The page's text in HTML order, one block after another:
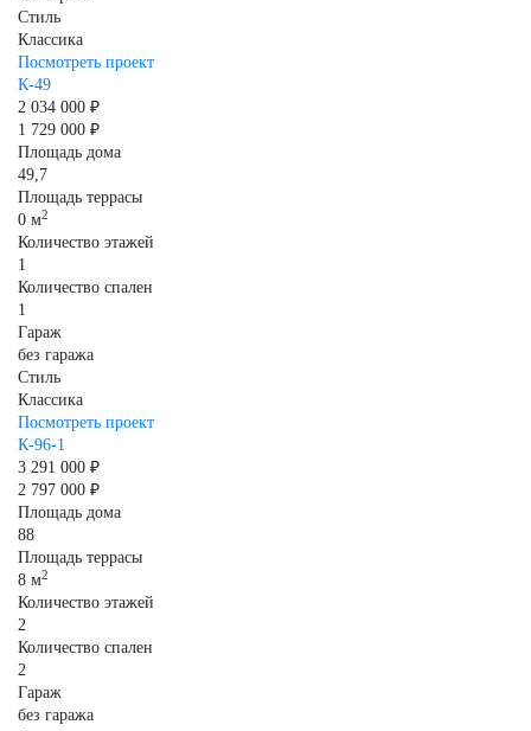
Стиль
Классика
Посмотреть проект
К-49
2 034 000 ₽
1 729 000 ₽
Площадь дома
49,7
Площадь террасы
0 м2
Количество этажей
1
Количество спален
1
Гараж
без гаража
Стиль
Классика
Посмотреть проект
К-96-1
3 291 000 ₽
2 797 000 ₽
Площадь дома
88
Площадь террасы
8 м2
Количество этажей
2
Количество спален
2
Гараж
без гаража